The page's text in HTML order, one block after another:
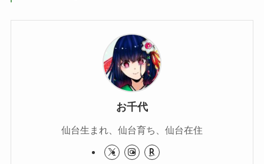
お千代
仙台生まれ、仙台育ち、仙台在住